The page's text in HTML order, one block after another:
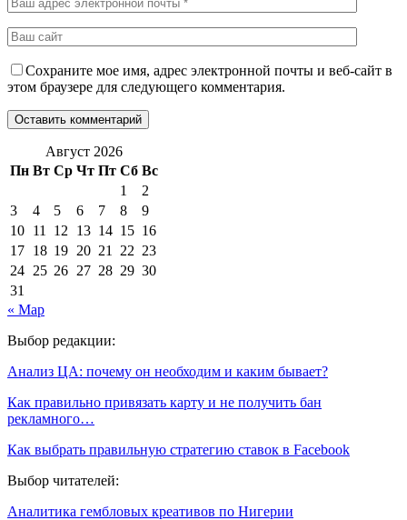
Сохраните мое имя, адрес электронной почты и веб-сайт в
этом браузере для следующего комментария.
Август 2026
Пн Вт Ср Чт Пт Сб Вс
1
2
3
4 5 6 7 8
9
10 11 12 13 14 15 16
17 18 19 20 21 22 23
24 25 26 27 28 29 30
31
« Мар
Выбор редакции:
Анализ ЦА: почему он необходим и каким бывает?
Как правильно привязать карту и не получить бан
рекламного…
Как выбрать правильную стратегию ставок в Facebook
Выбор читателей:
Аналитика гембловых креативов по Нигерии